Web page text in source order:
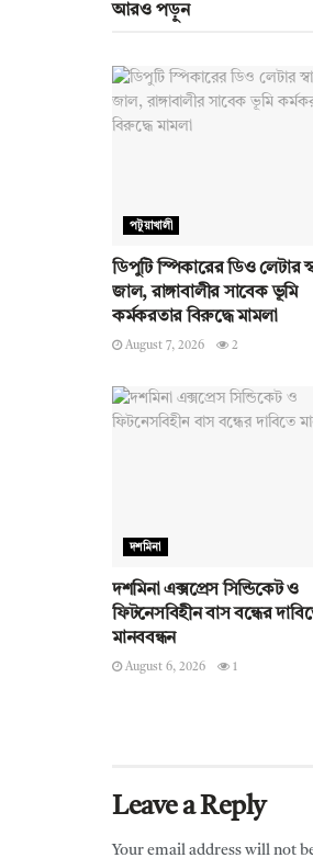
আরও পড়ুন
পটুয়াখালী
ডিপুটি স্পিকারের ডিও লেটার
জাল, রাঙ্গাবালীর সাবেক ভূমি
কর্মকরতার বিরুদ্ধে মামলা
August 7, 2026 2
দশমিনা
দশমিনা এক্সপ্রেস সিন্ডিকেট ও
ফিটনেসবিহীন বাস বন্ধের
মানববন্ধন
August 6, 2026 1
Leave a Reply
Your email address will not